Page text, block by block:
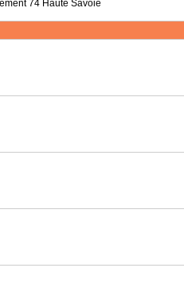
74 Haute Savoie